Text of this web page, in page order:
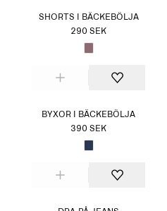
SHORTS I BÄCKEBÖLJA
290 SEK
BYXOR I BÄCKEBÖLJA
390 SEK